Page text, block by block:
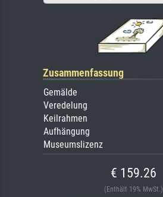
Zusammenfassung
Gemälde
Veredelung
Keilrahmen
Aufhängung
Museumslizenz
€ 159.26
(Enthält 19% MwSt.)